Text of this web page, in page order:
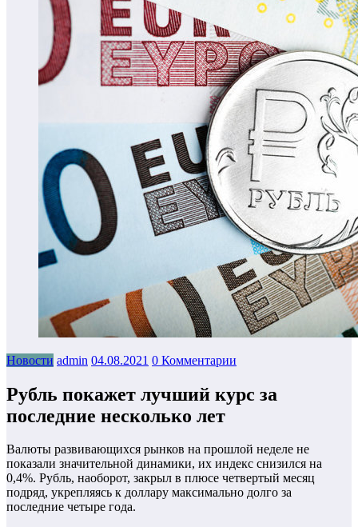
Новости admin 04.08.2021 0 Комментарии
Рубль покажет лучший курс за
последние несколько лет
Валюты развивающихся рынков на прошлой неделе не
показали значительной динамики, их индекс снизился на
0,4%. Рубль, наоборот, закрыл в плюсе четвертый месяц
подряд, укрепляясь к доллару максимально долго за
последние четыре года.